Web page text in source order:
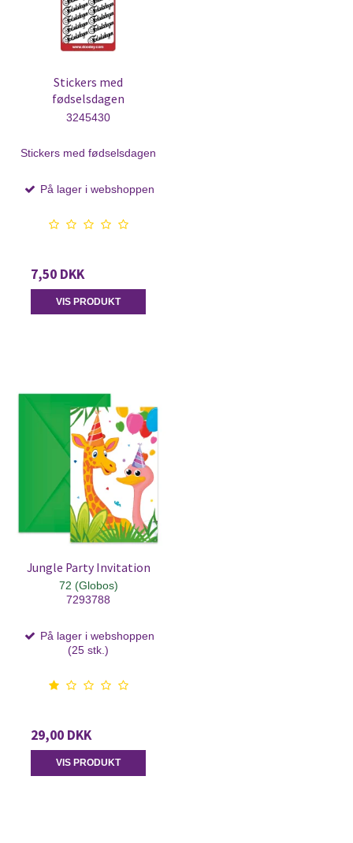
Stickers med
fødselsdagen
3245430
Stickers med fødselsdagen
På lager i webshoppen
7,50 DKK
VIS PRODUKT
Jungle Party Invitation
72 (Globos)
7293788
På lager i webshoppen
(25 stk.)
29,00 DKK
VIS PRODUKT